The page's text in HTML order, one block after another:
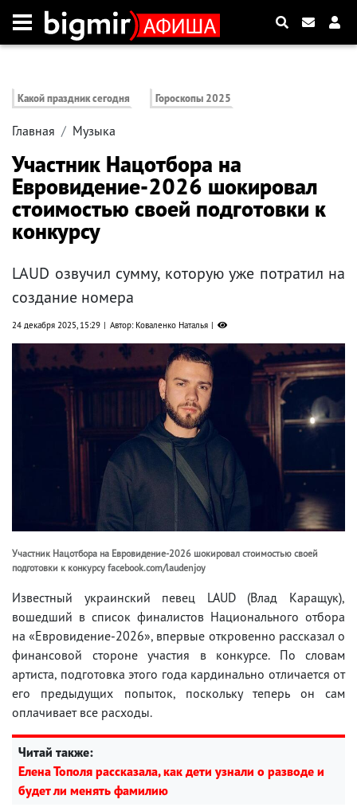
Какой праздник сегодня Гороскопы 2025
Главная Музыка
Участник Нацотбора на
Евровидение-2026 шокировал
стоимостью своей подготовки к
конкурсу
LAUD озвучил сумму, которую уже потратил на
создание номера
24 декабря 2025, 15:29 Автор: Коваленко Наталья
Участник Нацотбора на Евровидение-2026 шокировал стоимостью своей
подготовки к конкурсу facebook.com/laudenjoy
Известный украинский певец LAUD (Влад Каращук),
вошедший в список финалистов Национального отбора
на «Евровидение-2026», впервые откровенно рассказал о
финансовой стороне участия в конкурсе. По словам
артиста, подготовка этого года кардинально отличается от
его предыдущих попыток, поскольку теперь он сам
оплачивает все расходы.
Читай также:
Елена Тополя рассказала, как дети узнали о разводе и
будет ли менять фамилию